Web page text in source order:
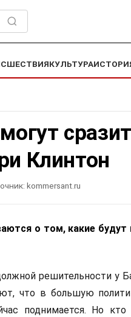
КУЛЬТУРА
Клинтон
kommersant.ru
о том, какие будут
решительности у
что в большую
поднимается. Но